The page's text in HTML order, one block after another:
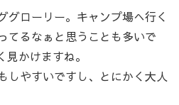
グローリー。キャンプ場へ行く
てるなぁと思うことも多いで
かけますね。
しやすいですし、とにかく大人